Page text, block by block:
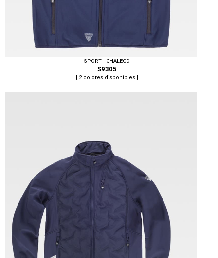
Tallas: S, M, L, XL, XXL, 3XL
SPORT · CHALECO
S9305
[ 2 colores disponibles ]